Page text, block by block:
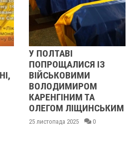
У ПОЛТАВІ
ПОПРОЩАЛИСЯ ІЗ
ВІЙСЬКОВИМИ
ВОЛОДИМИРОМ
КАРЕНГІНИМ ТА
ОЛЕГОМ ЛІЩИНСЬКИМ
25 листопада 2025 0
25